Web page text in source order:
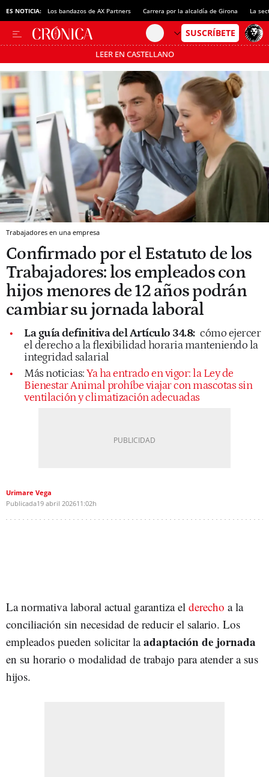
ES NOTICIA: Los bandazos de AX Partners Carrera por la alcaldía de Girona La
LEER EN CASTELLANO
Pásate al MODO AHORRO
Trabajadores en una empresa
Confirmado por el Estatuto de los
Trabajadores: los empleados con
hijos menores de 12 años podrán
cambiar su jornada laboral
La guía definitiva del Artículo 34.8: cómo ejercer
el derecho a la flexibilidad horaria manteniendo la
integridad salarial
Más noticias:Ya ha entrado en vigor: la Ley de
Bienestar Animal prohíbe viajar con mascotas sin
ventilación y climatización adecuadas
Urimare Vega
Publicada19 abril 202611:02h
La normativa laboral actual garantiza el derecho a la
conciliación sin necesidad de reducir el salario. Los
empleados pueden solicitar laadaptación de jornada
en su horario o modalidad de trabajo para atender a sus
hijos.